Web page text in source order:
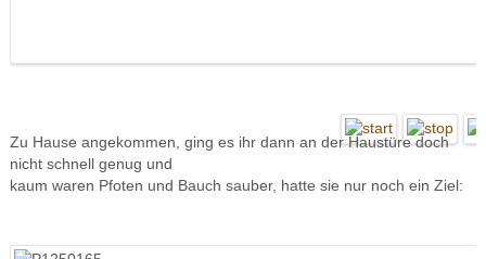
Zu Hause angekommen, ging es ihr dann an der Haustüre doch
nicht schnell genug und
kaum waren Pfoten und Bauch sauber, hatte sie nur noch ein Ziel: